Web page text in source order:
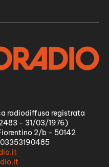
radiodiffusa registrata
- 31/03/1976)
2/b - 50142
03353190485